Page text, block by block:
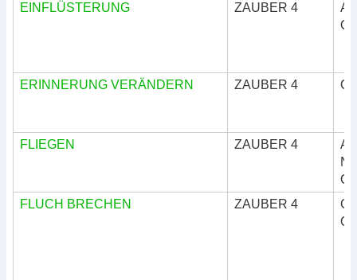
EINFLÜSTERUNG ZAUBER 4
ERINNERUNG VERÄNDERN ZAUBER 4
FLIEGEN ZAUBER 4
FLUCH BRECHEN
ZAUBER 4